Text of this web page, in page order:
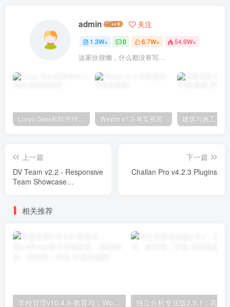
admin 关注
1.3W+ 0 6.7W+ 54.9W+
这家伙很懒，什么都没有写...
Lonyo-Sass和软件Html模板 Wexim v1.3-单页视差
上一篇
DV Team v2.2 - Responsive
Team Showcase
下一篇
Challan Pro v4.2.3 Plugins
相关推荐
学校管理v10.4.9-教育与；WordPress学习管理系统；高级脚本、插件和；手机